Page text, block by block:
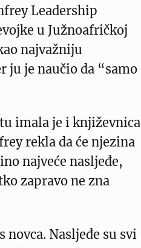
Leadership
u Južnoafričkoj
najvažniju
je naučio da “samo
imala je i književnica
rekla da će njezina
najveće nasljeđe,
zapravo ne zna
Nasljeđe su svi